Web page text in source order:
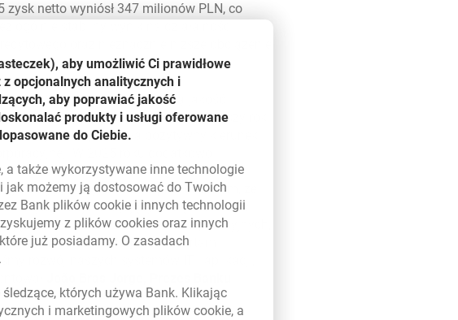
netto wyniósł 347 milionów PLN, co
ogólnie stabilny wynik na działalności
o 67% rok, a także solidną jakość
intensywny i ważny okres — pierwszy rok
już wyraźnie pokazała pozytywny kierunek.
3,27 miliona i przekraczając 3 miliony
rok był okresem przełomowym, ze
najszybciej rozwijających się banków w
doświadczenia klientów korporacyjnych,
nowy moduł zarządzania kartami
rozwój naszych systemów IT i aplikacji,
aby umożliwić Ci prawidłowe
opcjonalnych analitycznych i
aby poprawiać jakość
produkty i usługi oferowane
do Ciebie.
także wykorzystywane inne technologie
jak możemy ją dostosować do Twoich
Bank plikówcookie i innych technologii
nowym okniez plikówcookies oraz innych
już posiadamy. O zasadach
link otwiera się w nowym oknie
.
których używa Bank. Klikając
i marketingowych plikówcookie, a